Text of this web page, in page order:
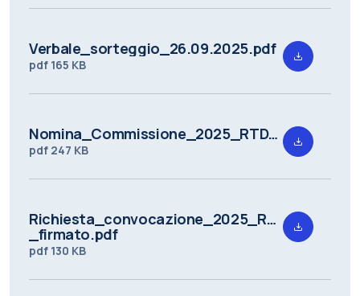
Verbale_sorteggio_26.09.2025.pdf
pdf 165 KB
Nomina_Commissione_2025_RTDA_DEIB_13.pdf
pdf 247 KB
_firmato.pdf
pdf 130 KB